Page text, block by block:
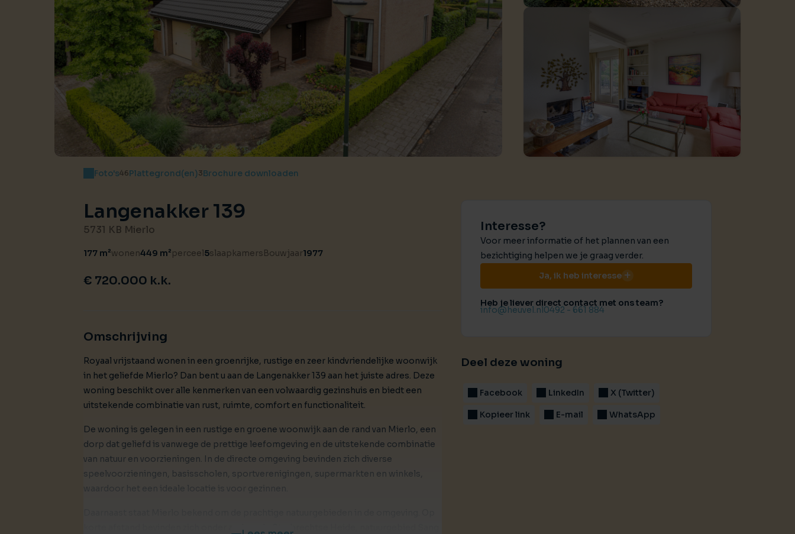
Huis verhuren
Vind een betrouwbare huurder
Gratis waardebepaling
Wat is jouw woning waard?
Taxatie huis
Reële waardering van onroerend goed
Gratis zoekopdracht
Blijf op de hoogte van ons actuele aanbod
Verkocht
Taxaties
Krijg inzicht in de waarde van jouw bedrijfspand
Beleggingen
Rendabele investeringsmogelijkheden
Verkocht / verhuurd
Onlangs gesloten transacties
Vastgoed advies
Antwoord op al jouw vragen
Productierechten
Weten wat je bedrijf waard is?
Foto's46Plattegrond(en)3Brochure downloaden
Langenakker 139
5731 KB Mierlo
177 m²wonen449 m²perceel5slaapkamersBouwjaar1977
€ 720.000 k.k.
Omschrijving
Royaal vrijstaand wonen in een groenrijke, rustige en zeer kindvriendelijke woonwijk
in het geliefde Mierlo? Dan bent u aan de Langenakker 139 aan het juiste adres. Deze
woning beschikt over alle kenmerken van een volwaardig gezinshuis en biedt een
uitstekende combinatie van rust, ruimte, comfort en functionaliteit.
De woning is gelegen in een rustige en groene woonwijk aan de rand van Mierlo, een
dorp dat geliefd is vanwege de prettige leefomgeving en de uitstekende combinatie
van natuur en voorzieningen. In de directe omgeving bevinden zich diverse
speelvoorzieningen, basisscholen, sportverenigingen, supermarkten en winkels,
korte afstand bevinden zich onder andere de Strabrechtse Heide, natuurgebied Sang
Interesse?
Voor meer informatie of het plannen van een
bezichtiging helpen we je graag verder.
Ja, ik heb interesse
Heb je liever direct contact met ons team?
info@heuvel.nl0492 - 661 884
Deel deze woning
Facebook LinkedIn X (Twitter)
Kopieer link E-mail WhatsApp